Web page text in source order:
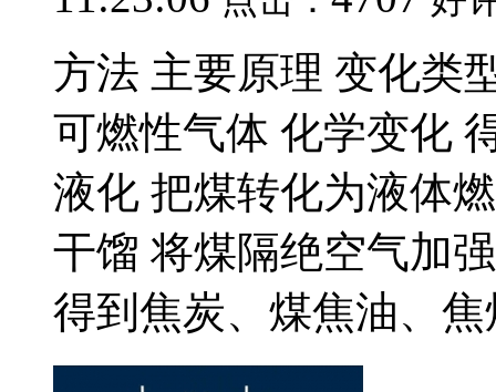
方法 主要原理 变化类
可燃性气体 化学变化
液化 把煤转化为液体
干馏 将煤隔绝空气加
得到焦炭、煤焦油、焦